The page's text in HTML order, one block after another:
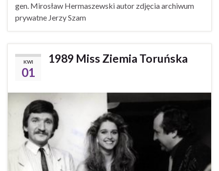
gen. Mirosław Hermaszewski autor zdjęcia archiwum
prywatne Jerzy Szam
KWI
01
1989 Miss Ziemia Toruńska